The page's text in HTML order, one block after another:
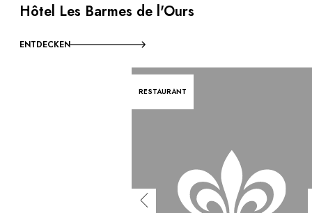
Hôtel Les Barmes de l'Ours
ENTDECKEN
RESTAURANT